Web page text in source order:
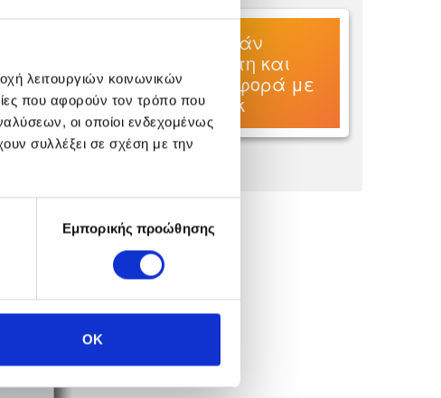
λειτουργιών κοινωνικών
που αφορούν τον τρόπο που
οι οποίοι ενδεχομένως
συλλέξει σε σχέση με την
Εμπορικής προώθησης
OK
Δωρεάν
μελέτη και
προσφορά με
1κλικ